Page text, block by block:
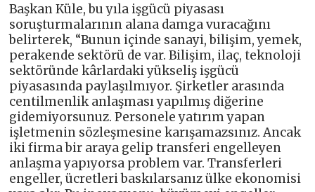
Başkan Küle, bu yıla işgücü piyasası
soruşturmalarının alana damga vuracağını
belirterek, “Bunun içinde sanayi, bilişim, yemek,
perakende sektörü de var. Bilişim, ilaç, teknoloji
sektöründe kârlardaki yükseliş işgücü
piyasasında paylaşılmıyor. Şirketler arasında
centilmenlik anlaşması yapılmış diğerine
gidemiyorsunuz. Personele yatırım yapan
işletmenin sözleşmesine karışamazsınız. Ancak
iki firma bir araya gelip transferi engelleyen
anlaşma yapıyorsa problem var. Transferleri
engeller, ücretleri baskılarsanız ülke ekonomisi